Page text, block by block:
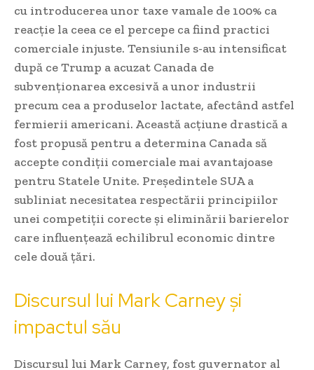
cu introducerea unor taxe vamale de 100% ca
reacție la ceea ce el percepe ca fiind practici
comerciale injuste. Tensiunile s-au intensificat
după ce Trump a acuzat Canada de
subvenționarea excesivă a unor industrii
precum cea a produselor lactate, afectând astfel
fermierii americani. Această acțiune drastică a
fost propusă pentru a determina Canada să
accepte condiții comerciale mai avantajoase
pentru Statele Unite. Președintele SUA a
subliniat necesitatea respectării principiilor
unei competiții corecte și eliminării barierelor
care influențează echilibrul economic dintre
cele două țări.
Discursul lui Mark Carney și
impactul său
Discursul lui Mark Carney, fost guvernator al